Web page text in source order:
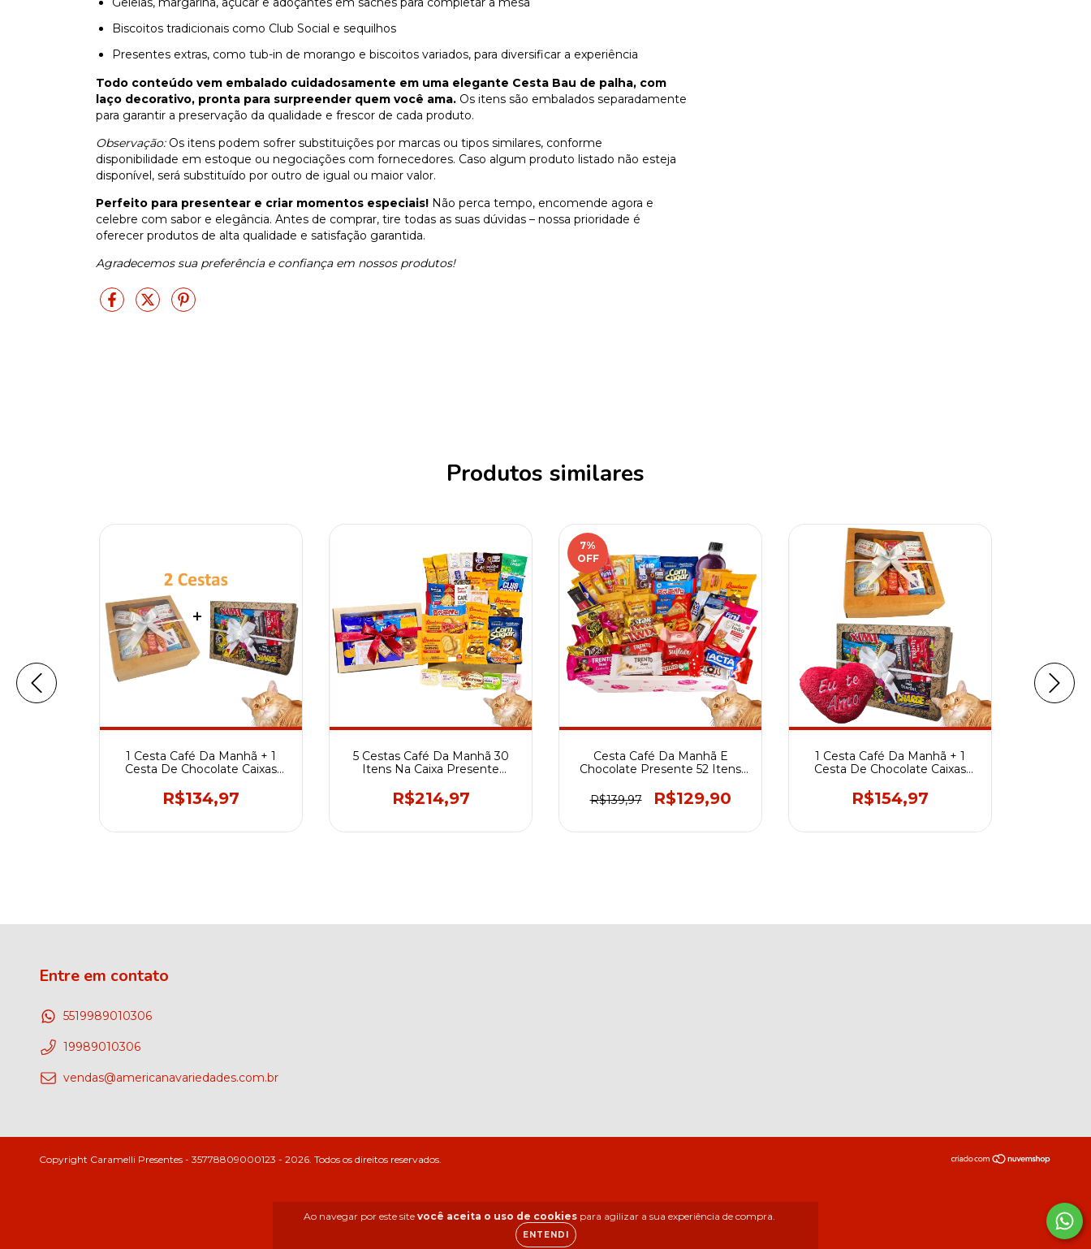
Ao navegar por este site você aceita o uso de cookiespara agilizar a sua experiência de compra.
ENTENDI
Biscoitos tradicionais como Club Social e sequilhos
Presentes extras, como tub-in de morango e biscoitos variados, para diversificar a experiência
Todo conteúdo vem embalado cuidadosamente em uma elegante Cesta Bau de palha, com
laço decorativo, pronta para surpreender quem você ama. Os itens são embalados separadamente
para garantir a preservação da qualidade e frescor de cada produto.
Observação:Os itens podem sofrer substituições por marcas ou tipos similares, conforme
disponibilidade em estoque ou negociações com fornecedores. Caso algum produto listado não esteja
disponível, será substituído por outro de igual ou maior valor.
Perfeito para presentear e criar momentos especiais! Não perca tempo, encomende agora e
celebre com sabor e elegância. Antes de comprar, tire todas as suas dúvidas – nossa prioridade é
oferecer produtos de alta qualidade e satisfação garantida.
Agradecemos sua preferência e confiança em nossos produtos!
Produtos similares
1 Cesta Café Da Manhã + 1
Cesta De Chocolate Caixas
R$134,97
5 Cestas Café Da Manhã 30
Itens Na Caixa Presente
R$214,97
7%
OFF
Cesta Café Da Manhã E
Chocolate Presente 52 Itens
R$139,97
R$129,90
1 Cesta Café Da Manhã + 1
Cesta De Chocolate Caixas
R$154,97
Entre em contato
5519989010306
19989010306
vendas@americanavariedades.com.br
Copyright Caramelli Presentes - 35778809000123 - 2026. Todos os direitos reservados.